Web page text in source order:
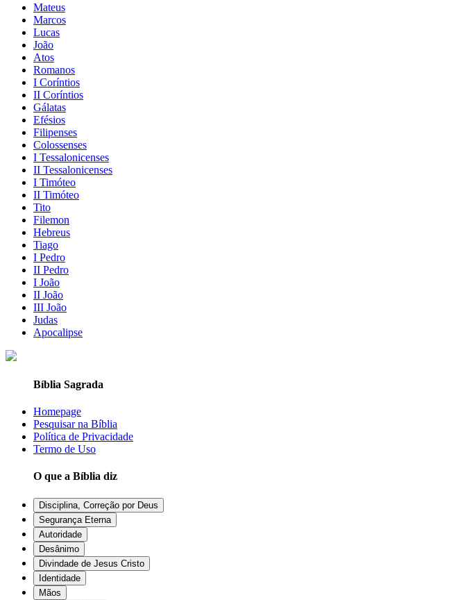
Mateus
Marcos
Lucas
João
Atos
Romanos
I Coríntios
II Coríntios
Gálatas
Efésios
Filipenses
Colossenses
I Tessalonicenses
II Tessalonicenses
I Timóteo
II Timóteo
Tito
Filemon
Hebreus
Tiago
I Pedro
II Pedro
I João
II João
III João
Judas
Apocalipse
Bíblia Sagrada
Homepage
Pesquisar na Bíblia
Política de Privacidade
Termo de Uso
O que a Bíblia diz
Disciplina, Correção por Deus
Segurança Eterna
Autoridade
Desânimo
Divindade de Jesus Cristo
Identidade
Mãos